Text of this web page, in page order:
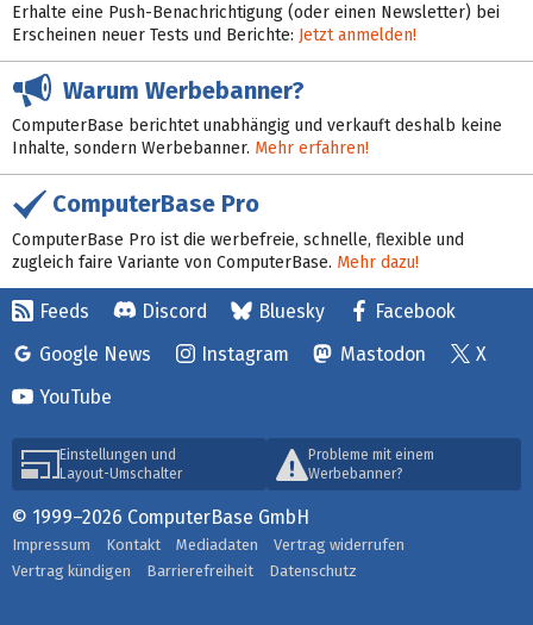
Erhalte eine Push-Benachrichtigung (oder einen Newsletter) bei
Erscheinen neuer Tests und Berichte: Jetzt anmelden!
Warum Werbebanner?
ComputerBase berichtet unabhängig und verkauft deshalb keine
Inhalte, sondern Werbebanner. Mehr erfahren!
ComputerBase Pro
ComputerBase Pro ist die werbefreie, schnelle, flexible und
zugleich faire Variante von ComputerBase. Mehr dazu!
Feeds Discord Bluesky
Facebook
Google News
Instagram Mastodon
X
YouTube
Einstellungen und
Layout-Umschalter
Probleme mit einem
Werbebanner?
© 1999–2026 ComputerBase GmbH
Impressum Kontakt Mediadaten
Vertrag widerrufen
Vertrag kündigen
Barrierefreiheit Datenschutz